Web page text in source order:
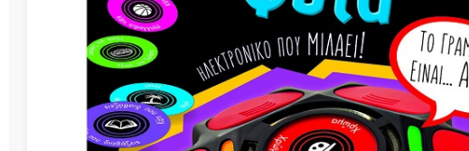
Bruder
Οχήματα
Πίστες-Γκαράζ
Παιχνίδια Ρόλων-Μίμησης
Play Set
Όπλα